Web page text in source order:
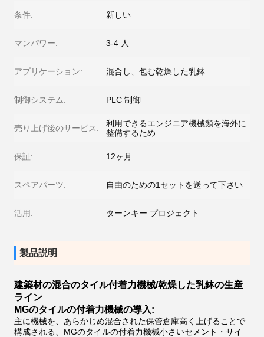
条件: 新しい
マンパワー: 3-4 人
アプリケーション: 混合し、包む乾燥した乳鉢
制御システム: PLC 制御
売り上げ後のサービス:
利用できるエンジニア機械類を海外に
整備するため
保証: 12ヶ月
スペアパーツ: 自由のための1セットを送って下さい
活用: ターンキー プロジェクト
製品説明
建築材の混合のタイル付着力機械/乾燥した乳鉢の生産
ライン
MGのタイルの付着力機械の導入:
主に機械を、あらかじめ混合された保管倉庫高く上げることで
構成される、MGのタイルの付着力機械小さいセメント・サイ